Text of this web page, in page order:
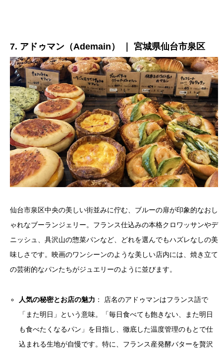
7. アドゥマン（Ademain） ｜ 宮城県仙台市泉区
仙台市泉区中央の美しい街並みに佇む、ブルーの扉が印象的なおし
ゃれなブーランジェリー。フランス仕込みの本格クロワッサンやデ
ニッシュ、具沢山の惣菜パンなど、どれを選んでもハズレなしの美
味しさです。映画のワンシーンのような美しい店内には、焼き立て
の芸術的なパンたちがジュエリーのように並びます。
人気の秘密とお店の魅力 ： 店名のアドゥマンはフランス語で
「また明日」という意味。「毎日食べても飽きない、また明日
も食べたくなるパン」を目指し、徹底した温度管理のもとで仕
込まれる生地が自慢です。特に、フランス産発酵バターを贅沢